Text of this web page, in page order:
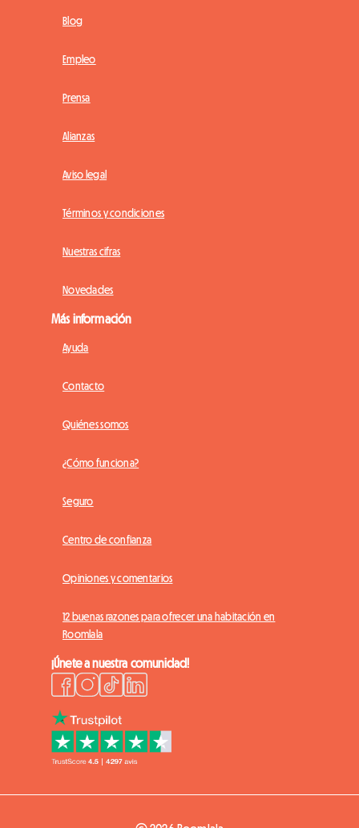
Blog
Empleo
Prensa
Alianzas
Aviso legal
Términos y condiciones
Nuestras cifras
Novedades
Más información
Ayuda
Contacto
Quiénes somos
¿Cómo funciona?
Seguro
Centro de confianza
Opiniones y comentarios
12 buenas razones para ofrecer una habitación en
Roomlala
¡Únete a nuestra comunidad!